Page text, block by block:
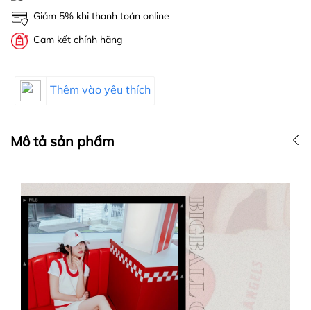
Giảm 5% khi thanh toán online
Cam kết chính hãng
Thêm vào yêu thích
Mô tả sản phẩm